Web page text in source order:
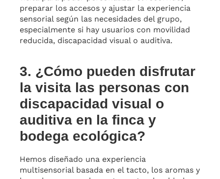
preparar los accesos y ajustar la experiencia
sensorial según las necesidades del grupo,
especialmente si hay usuarios con movilidad
reducida, discapacidad visual o auditiva.
3. ¿Cómo pueden disfrutar
la visita las personas con
discapacidad visual o
auditiva en la finca y
bodega ecológica?
Hemos diseñado una experiencia
multisensorial basada en el tacto, los aromas y